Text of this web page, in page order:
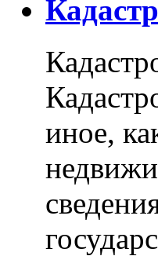
иное,